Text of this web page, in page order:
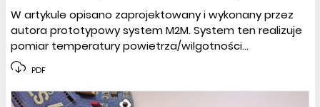
W artykule opisano zaprojektowany i wykonany przez
autora prototypowy system M2M. System ten realizuje
pomiar temperatury powietrza/wilgotności...
PDF